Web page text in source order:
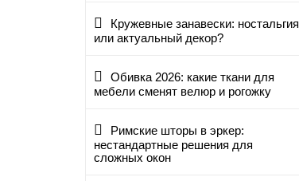
Кружевные занавески: ностальгия
или актуальный декор?
Обивка 2026: какие ткани для
мебели сменят велюр и рогожку
Римские шторы в эркер:
нестандартные решения для
сложных окон